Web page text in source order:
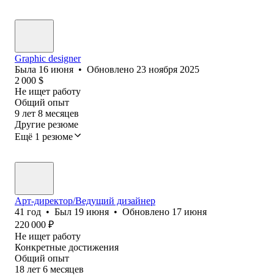
Graphic designer
Была 16 июня • Обновлено 23 ноября 2025
2 000 $
Не ищет работу
Общий опыт
9 лет 8 месяцев
Другие резюме
Ещё 1 резюме
Арт-директор/Ведущий дизайнер
41 год • Был 19 июня • Обновлено 17 июня
220 000 ₽
Не ищет работу
Конкретные достижения
Общий опыт
18 лет 6 месяцев